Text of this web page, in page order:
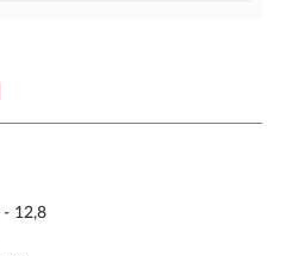
- 12,8